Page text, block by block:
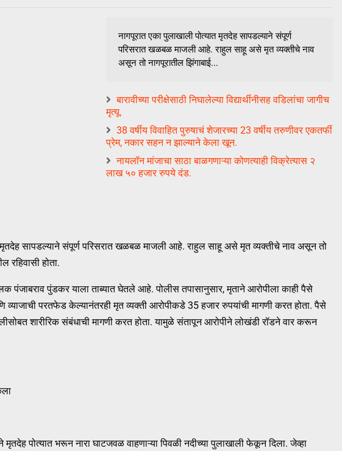
नागपूरात एका पुलाखाली पोत्यात मृतदेह सापडल्याने संपूर्ण
परिसरात खळबळ माजली आहे. राहुल साहू असे मृत व्यक्तीचे नाव
असून तो नागपूरातील झिंगाबाई...
बारावीच्या परीक्षेसाठी निघालेल्या विद्यार्थीनीसह वडिलांचा जागीच
मृत्यू.
38 वर्षीय विवाहित पुरुषाचं शेजारच्या 23 वर्षीय तरुणीवर एकतर्फी
प्रेम, नकार सहन न झाल्याने केला खून.
नायलॉन मांजाचा साठा बाळगणाऱ्या कोणत्याही विक्रेत्यास २
लाख ५० हजार रुपये दंड.
मृतदेह सापडल्याने संपूर्ण परिसरात खळबळ माजली आहे. राहुल साहू असे मृत व्यक्तीचे नाव असून तो
रहिवासी होता.
पंजाबराव पुंडकर याला ताब्यात घेतले आहे. पोलीस तपासानुसार, मृताने आरोपीला काही पैसे
व्याजाची परतफेड केल्यानंतरही मृत व्यक्ती आरोपीकडे 35 हजार रुपयांची मागणी करत होता. पैसे
शारीरिक संबंधाची मागणी करत होता. यामुळे संतापून आरोपीने लोखंडी रॉडने वार करून
पोत्यात भरून नारा घाटजवळ वाहणाऱ्या पिवळी नदीच्या पुलाखाली फेकून दिला. जेव्हा